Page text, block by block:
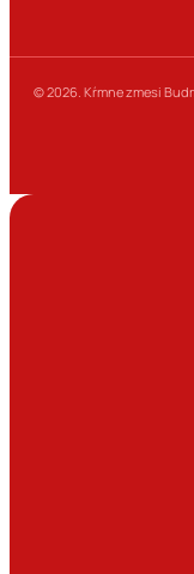
© 2026. Kŕmne zmesi